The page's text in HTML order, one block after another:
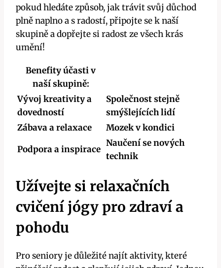
pokud hledáte způsob, jak trávit svůj důchod
plně naplno a s radostí, připojte se k naší
skupině a dopřejte si radost ze všech krás
umění!
Benefity účasti v
naší skupině:
Vývoj kreativity a
dovedností
Společnost stejně
smýšlejících lidí
Zábava a relaxace
Mozek v kondici
Podpora a inspirace
Naučení se nových
technik
Užívejte si relaxačních
cvičení jógy pro zdraví a
pohodu
Pro seniory je důležité najít aktivity, které